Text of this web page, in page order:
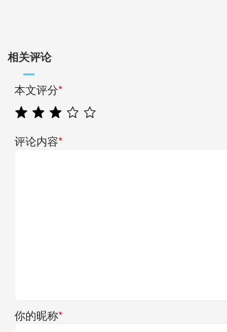
相关评论
本文评分*
评论内容*
你的昵称*